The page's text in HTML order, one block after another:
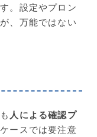
。設定やプロン
、万能ではない
人による確認プ
ースでは要注意